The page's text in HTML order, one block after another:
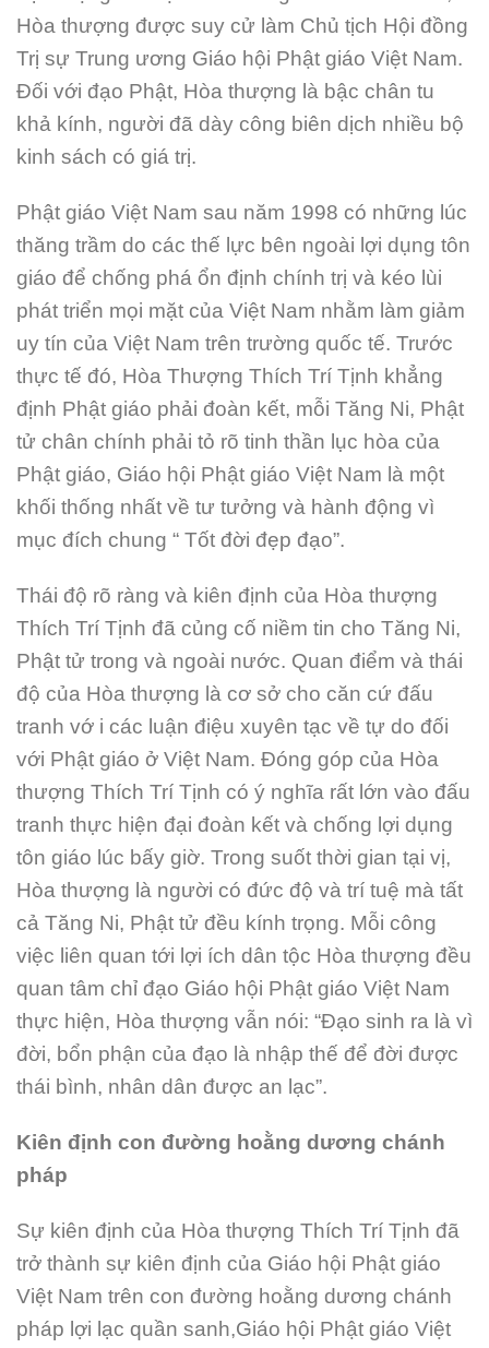
Hòa thượng được suy cử làm Chủ tịch Hội đồng
Trị sự Trung ương Giáo hội Phật giáo Việt Nam.
Đối với đạo Phật, Hòa thượng là bậc chân tu
khả kính, người đã dày công biên dịch nhiều bộ
kinh sách có giá trị.
Phật giáo Việt Nam sau năm 1998 có những lúc
thăng trầm do các thế lực bên ngoài lợi dụng tôn
giáo để chống phá ổn định chính trị và kéo lùi
phát triển mọi mặt của Việt Nam nhằm làm giảm
uy tín của Việt Nam trên trường quốc tế. Trước
thực tế đó, Hòa Thượng Thích Trí Tịnh khẳng
định Phật giáo phải đoàn kết, mỗi Tăng Ni, Phật
tử chân chính phải tỏ rõ tinh thần lục hòa của
Phật giáo, Giáo hội Phật giáo Việt Nam là một
khối thống nhất về tư tưởng và hành động vì
mục đích chung “ Tốt đời đẹp đạo”.
Thái độ rõ ràng và kiên định của Hòa thượng
Thích Trí Tịnh đã củng cố niềm tin cho Tăng Ni,
Phật tử trong và ngoài nước. Quan điểm và thái
độ của Hòa thượng là cơ sở cho căn cứ đấu
tranh vớ i các luận điệu xuyên tạc về tự do đối
với Phật giáo ở Việt Nam. Đóng góp của Hòa
thượng Thích Trí Tịnh có ý nghĩa rất lớn vào đấu
tranh thực hiện đại đoàn kết và chống lợi dụng
tôn giáo lúc bấy giờ. Trong suốt thời gian tại vị,
Hòa thượng là người có đức độ và trí tuệ mà tất
cả Tăng Ni, Phật tử đều kính trọng. Mỗi công
việc liên quan tới lợi ích dân tộc Hòa thượng đều
quan tâm chỉ đạo Giáo hội Phật giáo Việt Nam
thực hiện, Hòa thượng vẫn nói: “Đạo sinh ra là vì
đời, bổn phận của đạo là nhập thế để đời được
thái bình, nhân dân được an lạc”.
Kiên định con đường hoằng dương chánh
pháp
Sự kiên định của Hòa thượng Thích Trí Tịnh đã
trở thành sự kiên định của Giáo hội Phật giáo
Việt Nam trên con đường hoằng dương chánh
pháp lợi lạc quần sanh,Giáo hội Phật giáo Việt